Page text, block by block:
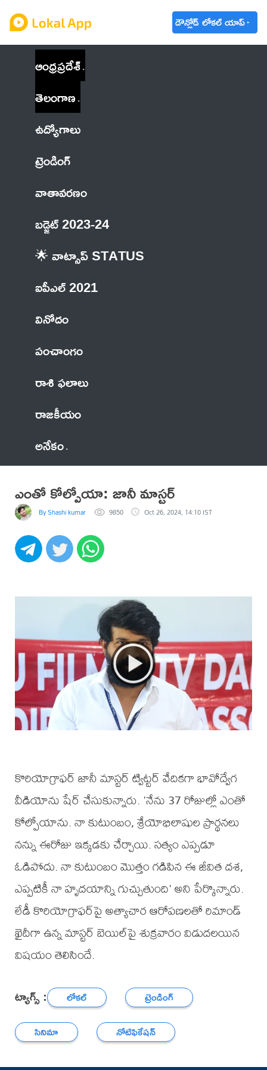
డౌన్లోడ్ లోకల్ యాప్
ఆంధ్రప్రదేశ్
తెలంగాణ
ఉద్యోగాలు
ట్రెండింగ్
వాతావరణం
బడ్జెట్ 2023-24
🌟 వాట్సాప్ STATUS
ఐపీఎల్ 2021
వినోదం
పంచాంగం
రాశి ఫలాలు
రాజకీయం
అనేకం
ఎంతో కోల్పోయా: జానీ మాస్టర్‌
By Shashi kumar 9850 Oct 26, 2024, 14:10 IST
కొరియోగ్రాఫర్ జానీ మాస్టర్ ట్విట్టర్ వేదికగా భావోద్వేగ
వీడియోను షేర్ చేసుకున్నారు. 'నేను 37 రోజుల్లో ఎంతో
కోల్పోయాను. నా కుటుంబం, శ్రేయోభిలాషుల ప్రార్థనలు
నన్ను ఈరోజు ఇక్కడకు చేర్చాయి. సత్యం ఎప్పడూ
ఓడిపోదు. నా కుటుంబం మొత్తం గడిపిన ఈ జీవిత దశ,
ఎప్పటికీ నా హృదయాన్ని గుచ్చుతుంది' అని పేర్కొన్నారు.
లేడీ కొరియోగ్రాఫర్‌పై అత్యాచార ఆరోపణలతో రిమాండ్
ఖైదీగా ఉన్న మాస్టర్ బెయిల్‌పై శుక్రవారం విడుదలయిన
విషయం తెలిసిందే.
ట్యాగ్స్ : లోకల్
ట్రెండింగ్
సినిమా
నోటిఫికేషన్